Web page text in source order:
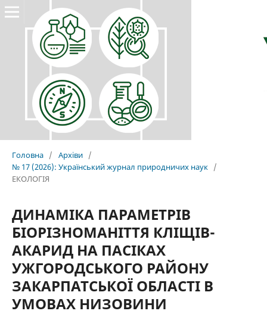
Головна / Архіви /
№ 17 (2026): Український журнал природничих наук /
ЕКОЛОГІЯ
ДИНАМІКА ПАРАМЕТРІВ
БІОРІЗНОМАНІТТЯ КЛІЩІВ-
АКАРИД НА ПАСІКАХ
УЖГОРОДСЬКОГО РАЙОНУ
ЗАКАРПАТСЬКОЇ ОБЛАСТІ В
УМОВАХ НИЗОВИНИ